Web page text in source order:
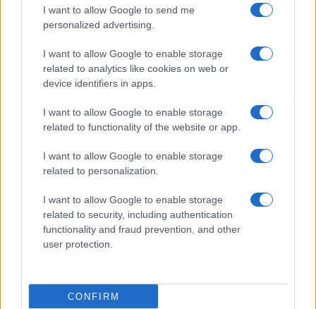
I want to allow Google to send me
personalized advertising.
I want to allow Google to enable storage
related to analytics like cookies on web or
device identifiers in apps.
I want to allow Google to enable storage
related to functionality of the website or app.
I want to allow Google to enable storage
related to personalization.
I want to allow Google to enable storage
related to security, including authentication
functionality and fraud prevention, and other
user protection.
CONFIRM